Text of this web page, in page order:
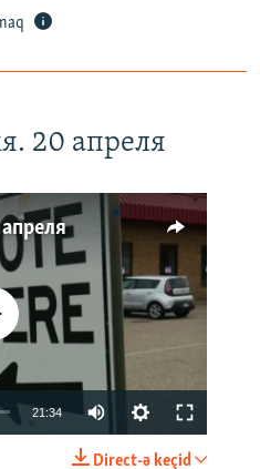
20 апреля
available
21:34
Direct-ə keçid